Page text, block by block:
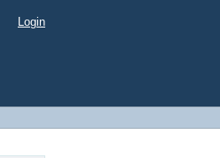
Login